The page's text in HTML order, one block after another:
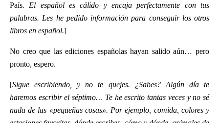
País. El español es cálido y encaja perfectamente con tus
palabras. Les he pedido información para conseguir los otros
libros en español.]
No creo que las ediciones españolas hayan salido aún… pero
pronto, espero.
[Sigue escribiendo, y no te quejes. ¿Sabes? Algún día te
haremos escribir el séptimo… Te he escrito tantas veces y no sé
nada de las «pequeñas cosas». Por ejemplo, comida, colores y